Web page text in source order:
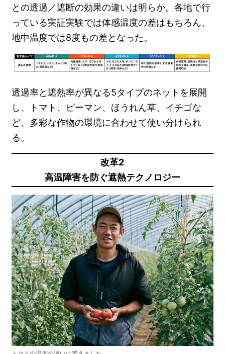
との透過／遮断の効果の違いは明らか。各地で行
っている実証実験では体感温度の差はもちろん、
地中温度では8度もの差となった。
透過率と遮熱率が異なる5タイプのネットを展開
し、トマト、ピーマン、ほうれん草、イチゴな
ど、多彩な作物の環境に合わせて使い分けられ
る。
改革2
高温障害を防ぐ遮熱テクノロジー